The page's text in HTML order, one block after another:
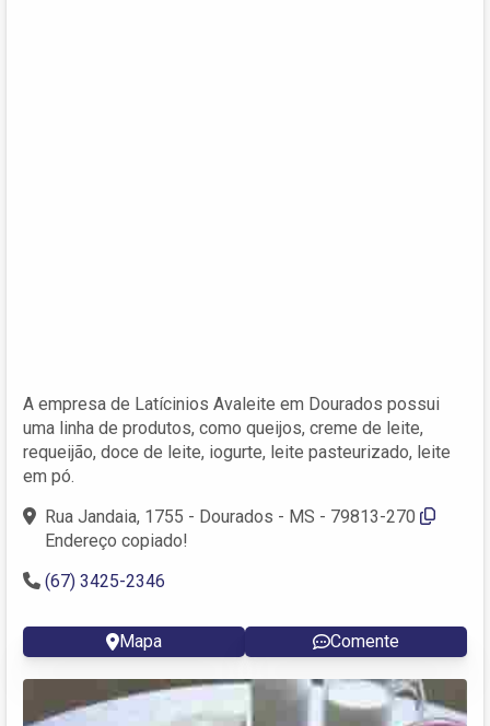
A empresa de Latícinios Avaleite em Dourados possui
uma linha de produtos, como queijos, creme de leite,
requeijão, doce de leite, iogurte, leite pasteurizado, leite
em pó.
Rua Jandaia, 1755 - Dourados - MS - 79813-270
Endereço copiado!
(67) 3425-2346
Mapa Comente